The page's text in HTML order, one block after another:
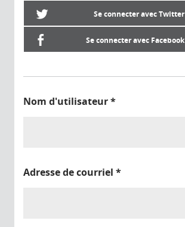
Se connecter avec Twitter
Se connecter avec Facebook
Nom d'utilisateur*
Adresse de courriel *